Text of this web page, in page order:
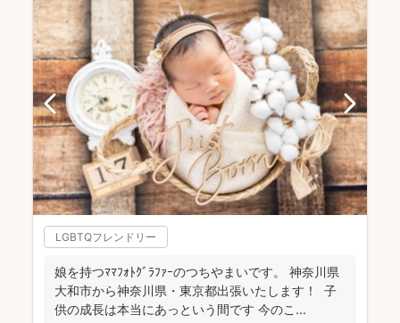
LGBTQフレンドリー
娘を持つﾏﾏﾌｫﾄｸﾞﾗﾌｧｰのつちやまいです。 神奈川県
大和市から神奈川県・東京都出張いたします！ 子
供の成長は本当にあっという間です 今のこ...